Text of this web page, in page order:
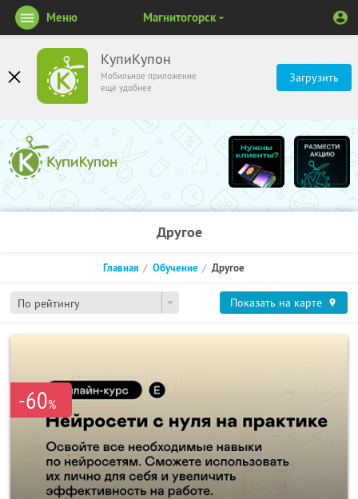
КупиКупон
Мобильное приложение
ещё удобнее
Загрузить
Меню Магнитогорск
Другое
По рейтингу
Главная Обучение Другое
Показать на карте
-60%